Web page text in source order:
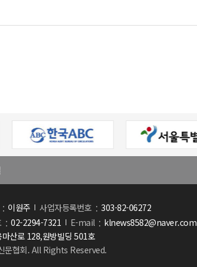
이원주 사업자등록번호
303-82-06272
02-2294-7321 E-mail
klnews8582@naver.com
산로 128,원방빌딩 501호
문협회. All Rights Reserved.